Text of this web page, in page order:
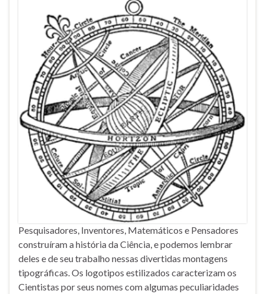
Pesquisadores, Inventores, Matemáticos e Pensadores
construíram a história da Ciência, e podemos lembrar
deles e de seu trabalho nessas divertidas montagens
tipográficas. Os logotipos estilizados caracterizam os
Cientistas por seus nomes com algumas peculiaridades